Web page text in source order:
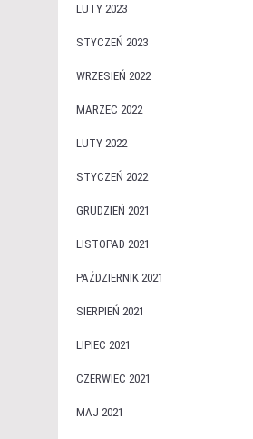
LUTY 2023
STYCZEŃ 2023
WRZESIEŃ 2022
MARZEC 2022
LUTY 2022
STYCZEŃ 2022
GRUDZIEŃ 2021
LISTOPAD 2021
PAŹDZIERNIK 2021
SIERPIEŃ 2021
LIPIEC 2021
CZERWIEC 2021
MAJ 2021